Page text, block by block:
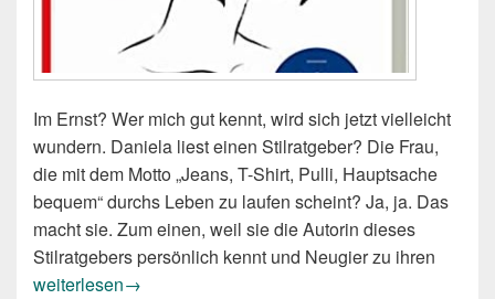
Im Ernst? Wer mich gut kennt, wird sich jetzt vielleicht
wundern. Daniela liest einen Stilratgeber? Die Frau,
die mit dem Motto „Jeans, T-Shirt, Pulli, Hauptsache
bequem“ durchs Leben zu laufen scheint? Ja, ja. Das
macht sie. Zum einen, weil sie die Autorin dieses
Stilratgebers persönlich kennt und Neugier zu ihren
Susanne Ackstaller: Die beste Zeit für guten Stil
weiterlesen→